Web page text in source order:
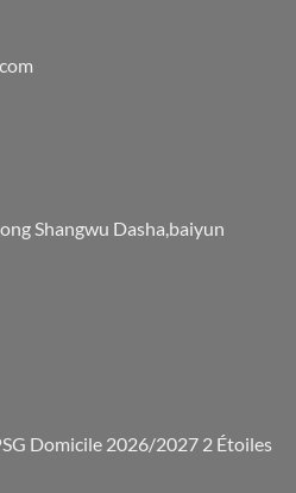
Shangwu Dasha,baiyun
Domicile 2026/2027 2 Étoiles